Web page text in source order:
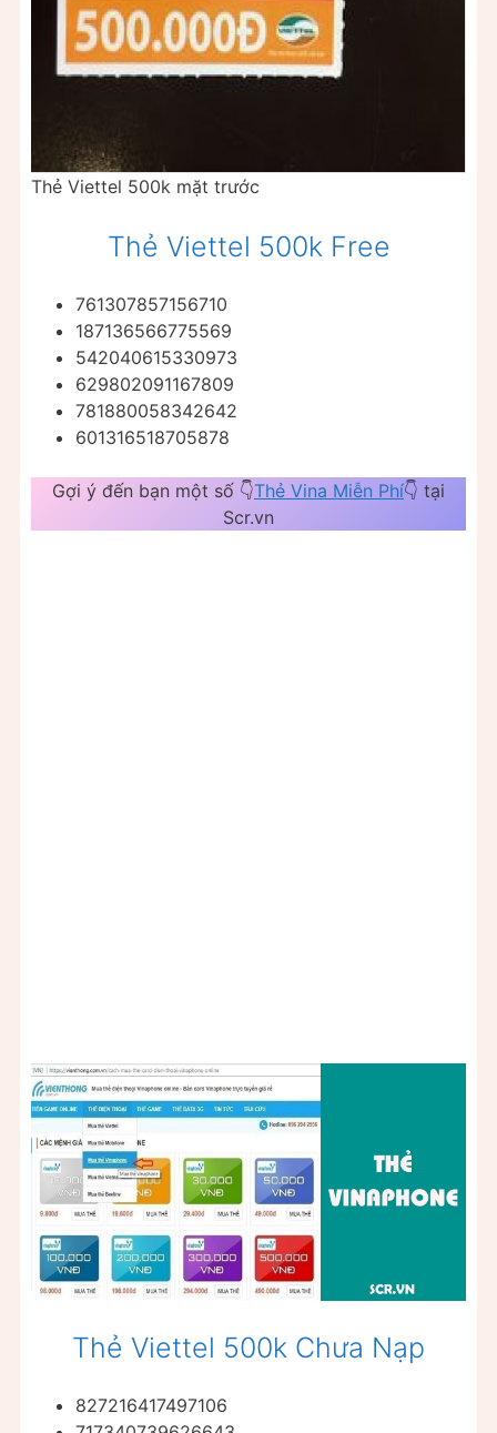
Thẻ Viettel 500k mặt trước
Thẻ Viettel 500k Free
761307857156710
187136566775569
542040615330973
629802091167809
781880058342642
601316518705878
Gợi ý đến bạn một số 👇Thẻ Vina Miễn Phí👇 tại
Scr.vn
Thẻ Viettel 500k Chưa Nạp
827216417497106